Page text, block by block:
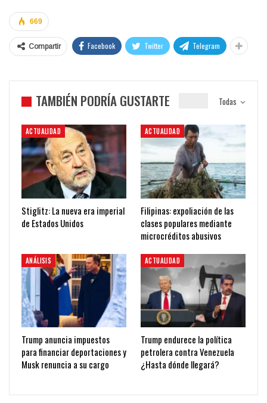
669
Compartir Facebook Twitter Telegram
Todas
TAMBIÉN PODRÍA GUSTARTE
ACTUALIDAD
Stiglitz: La nueva era imperial
de Estados Unidos
ACTUALIDAD
Filipinas: expoliación de las
clases populares mediante
microcréditos abusivos
ANÁLISIS
Trump anuncia impuestos
para financiar deportaciones y
Musk renuncia a su cargo
ACTUALIDAD
Trump endurece la política
petrolera contra Venezuela
¿Hasta dónde llegará?